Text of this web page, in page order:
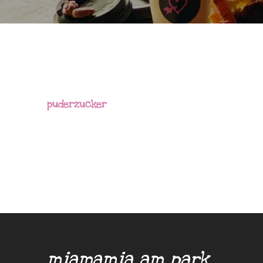
puderzucker